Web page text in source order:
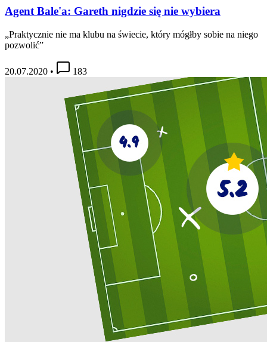
Agent Bale'a: Gareth nigdzie się nie wybiera
„Praktycznie nie ma klubu na świecie, który mógłby sobie na niego
pozwolić”
20.07.2020 • 183